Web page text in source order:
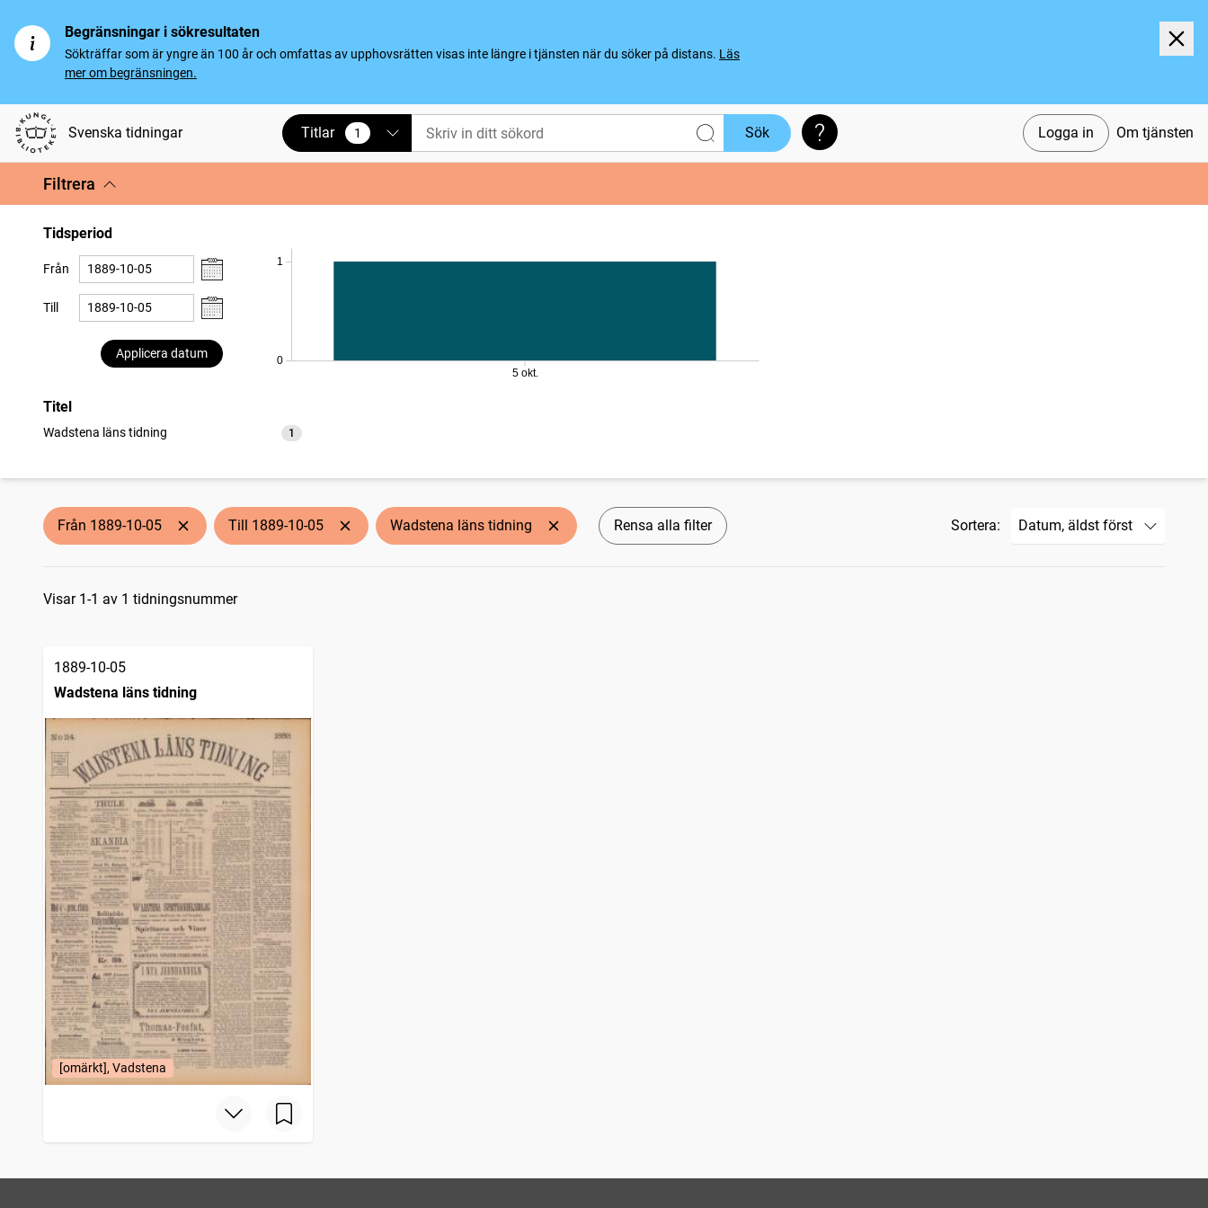
Begränsningar i sökresultaten
Sökträffar som är yngre än 100 år och omfattas av upphovsrätten visas inte längre i tjänsten när du söker på distans. Läs
mer om begränsningen.
Svenska tidningar Logga in Om tjänsten
Titlar 1
vald Sök Söktips
Filtrera
Tidsperiod
Från
Till
Applicera datum
0
1
5 okt.
Titel
Wadstena läns tidning 1
träffar
Från 1889-10-05 Till 1889-10-05 Wadstena läns tidning Rensa alla filter Sortera:
Sökresultat
Visar 1-1 av 1 tidningsnummer
1889-10-05
Wadstena läns tidning
[omärkt], Vadstena